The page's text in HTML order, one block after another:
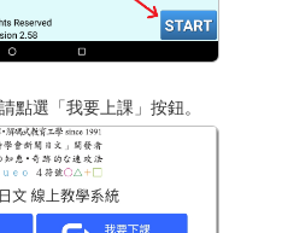
點選「我要上課」按鈕。